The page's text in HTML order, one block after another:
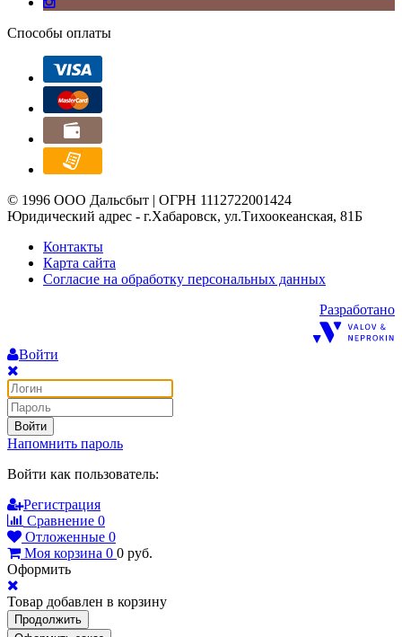
Способы оплаты
© 1996 ООО Дальсбыт | ОГРН 1112722001424
Юридический адрес - г.Хабаровск, ул.Тихоокеанская, 81Б
Контакты
Карта сайта
Согласие на обработку персональных данных
Разработано
Войти
Войти
Напомнить пароль
Войти как пользователь:
Регистрация
Сравнение 0
Отложенные 0
Моя корзина 0 0 руб.
Оформить
Товар добавлен в корзину
Продолжить